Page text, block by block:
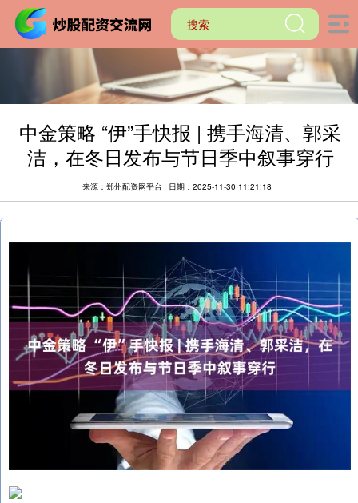
中金策略 “伊”手快报 | 携手海清、郭采
洁，在冬日发布与节日季中叙事穿行
来源：郑州配资网平台 日期：2025-11-30 11:21:18